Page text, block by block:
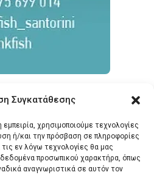
Συγκατάθεσης
χρησιμοποιούμε τεχνολογίες
ή/και την πρόσβαση σε πληροφορίες
εν λόγω τεχνολογίες θα μας
προσωπικού χαρακτήρα, όπως
αναγνωριστικά σε αυτόν τον